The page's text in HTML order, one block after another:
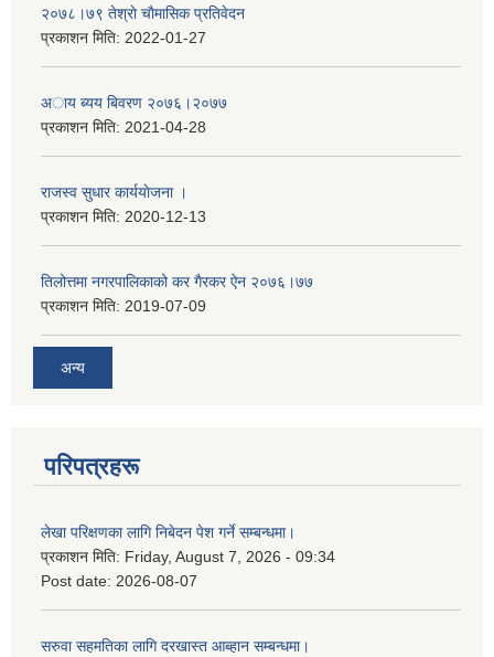
२०७८।७९ तेश्राे चाैमासिक प्रतिवेदन
प्रकाशन मिति: 2022-01-27
अाय ब्यय बिवरण २०७६।२०७७
प्रकाशन मिति: 2021-04-28
राजस्व सुधार कार्ययाेजना ।
प्रकाशन मिति: 2020-12-13
तिलोत्तमा नगरपालिकाको कर गैरकर ऐन २०७६।७७
प्रकाशन मिति: 2019-07-09
अन्य
परिपत्रहरू
लेखा परिक्षणका लागि निबेदन पेश गर्ने सम्बन्धमा।
प्रकाशन मिति: Friday, August 7, 2026 - 09:34
Post date: 2026-08-07
सरुवा सहमतिका लागि दरखास्त आब्हान सम्बन्धमा।